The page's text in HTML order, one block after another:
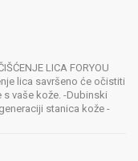
LICA FORYOU
lica savršeno će očistiti
vaše kože. -Dubinski
stanica kože -